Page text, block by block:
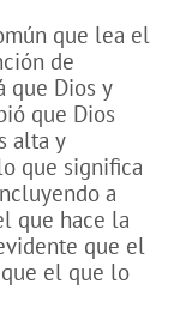
que lea el
de
que Dios y
que Dios
alta y
que significa
a
que hace la
que el
el que lo